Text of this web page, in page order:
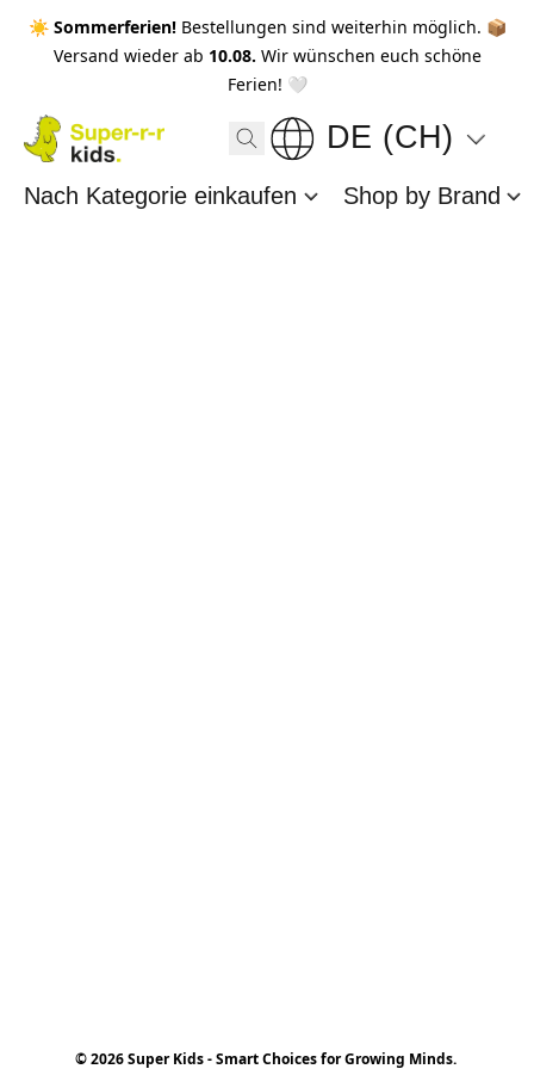
☀️ Sommerferien! Bestellungen sind weiterhin möglich. 📦
Versand wieder ab 10.08. Wir wünschen euch schöne
Ferien! 🤍
DE (CH)
Nach Kategorie einkaufen Shop by Brand
© 2026 Super Kids - Smart Choices for Growing Minds.